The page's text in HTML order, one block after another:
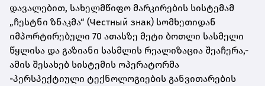
დავალებით, სახელმწიფო მარკირების სისტემამ
„ჩესტნი ზნაკმა“ (Честный знак) სომხეთიდან
იმპორტირებული 70 ათასზე მეტი ბოთლი სასმელი
წყლისა და გაზიანი სასმლის რეალიზაცია შეაჩერა,-
ამის შესახებ სისტემის ოპერატორმა
-პერსპექტიული ტექნოლოგიების განვითარების